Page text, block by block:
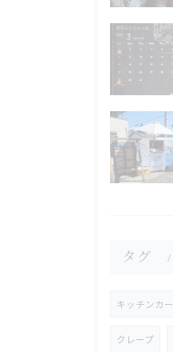
タグ
キッチンカー
クレープ